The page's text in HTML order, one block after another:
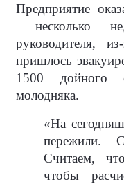
Предприятие
несколько
руководителя,
пришлось
1500 дойного
молодняка.
«На
пережили.
Считаем,
чтобы